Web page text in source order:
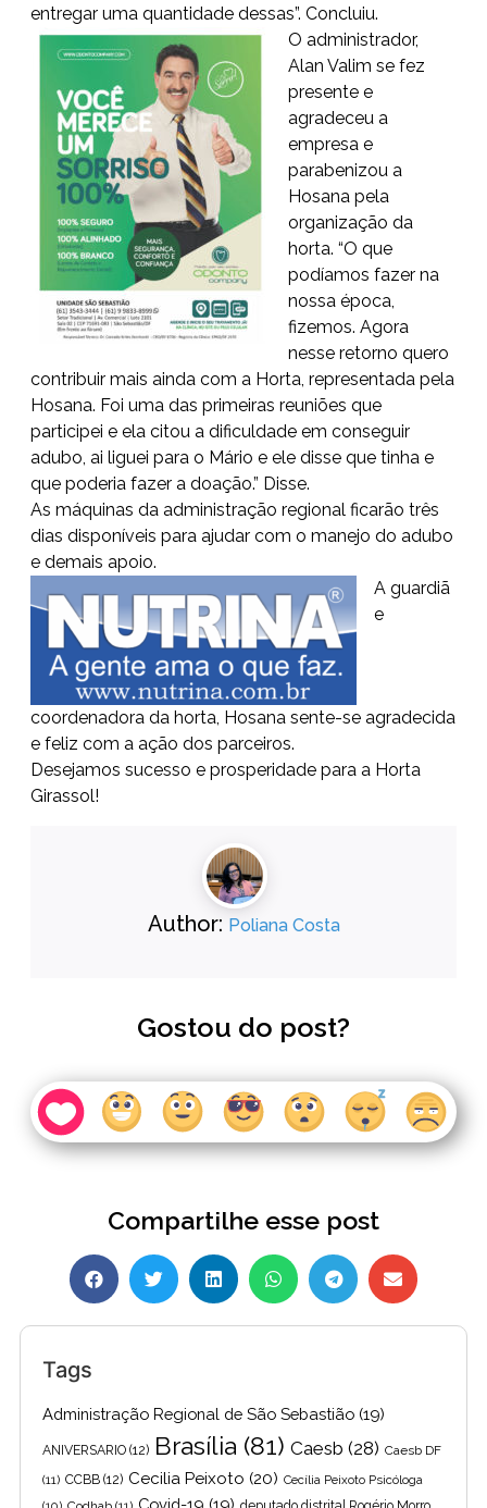
entregar uma quantidade dessas”. Concluiu.
O administrador,
Alan Valim se fez
presente e
agradeceu a
empresa e
parabenizou a
Hosana pela
organização da
horta. “O que
podíamos fazer na
nossa época,
fizemos. Agora
nesse retorno quero
contribuir mais ainda com a Horta, representada pela
Hosana. Foi uma das primeiras reuniões que
participei e ela citou a dificuldade em conseguir
adubo, ai liguei para o Mário e ele disse que tinha e
que poderia fazer a doação.” Disse.
As máquinas da administração regional ficarão três
dias disponíveis para ajudar com o manejo do adubo
e demais apoio.
A guardiã
e
coordenadora da horta, Hosana sente-se agradecida
e feliz com a ação dos parceiros.
Desejamos sucesso e prosperidade para a Horta
Girassol!
Author: Poliana Costa
Gostou do post?
Compartilhe esse post
Tags
Administração Regional de São Sebastião (19)
ANIVERSARIO (12) Brasília (81) Caesb (28) Caesb DF
(11) CCBB (12) Cecilia Peixoto (20) Cecília Peixoto Psicóloga
Covid-19 (19)